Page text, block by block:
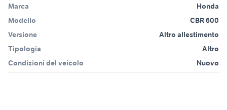
Marca
Honda
Modello
CBR 600
Versione
Altro allestimento
Tipologia
Altro
Condizioni del veicolo
Nuovo